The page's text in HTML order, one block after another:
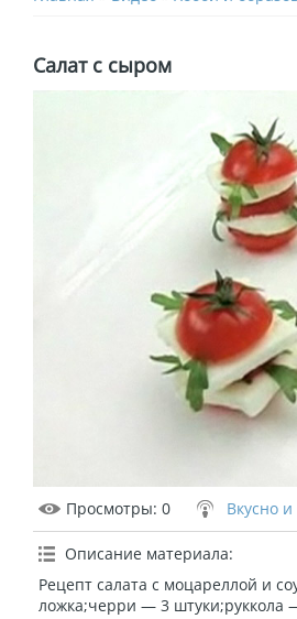
Салат с сыром
Просмотры: 0 Вкусно
Описание материала:
Рецепт салата с моцареллой и
ложка;черри — 3 штуки;руккола